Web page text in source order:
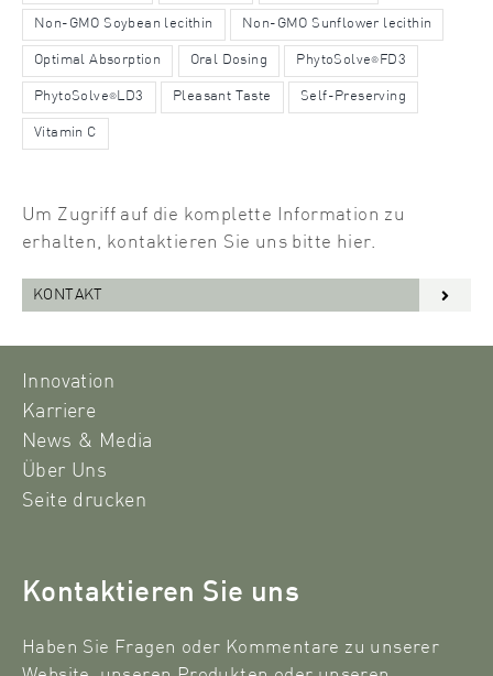
Non-GMO Soybean lecithin Non-GMO Sunflower lecithin
Optimal Absorption Oral Dosing PhytoSolve® FD3
PhytoSolve® LD3 Pleasant Taste Self-Preserving
Vitamin C
Um Zugriff auf die komplette Information zu
erhalten, kontaktieren Sie uns bitte hier.
KONTAKT
Innovation
Karriere
News & Media
Über Uns
Seite drucken
Kontaktieren Sie uns
Haben Sie Fragen oder Kommentare zu unserer